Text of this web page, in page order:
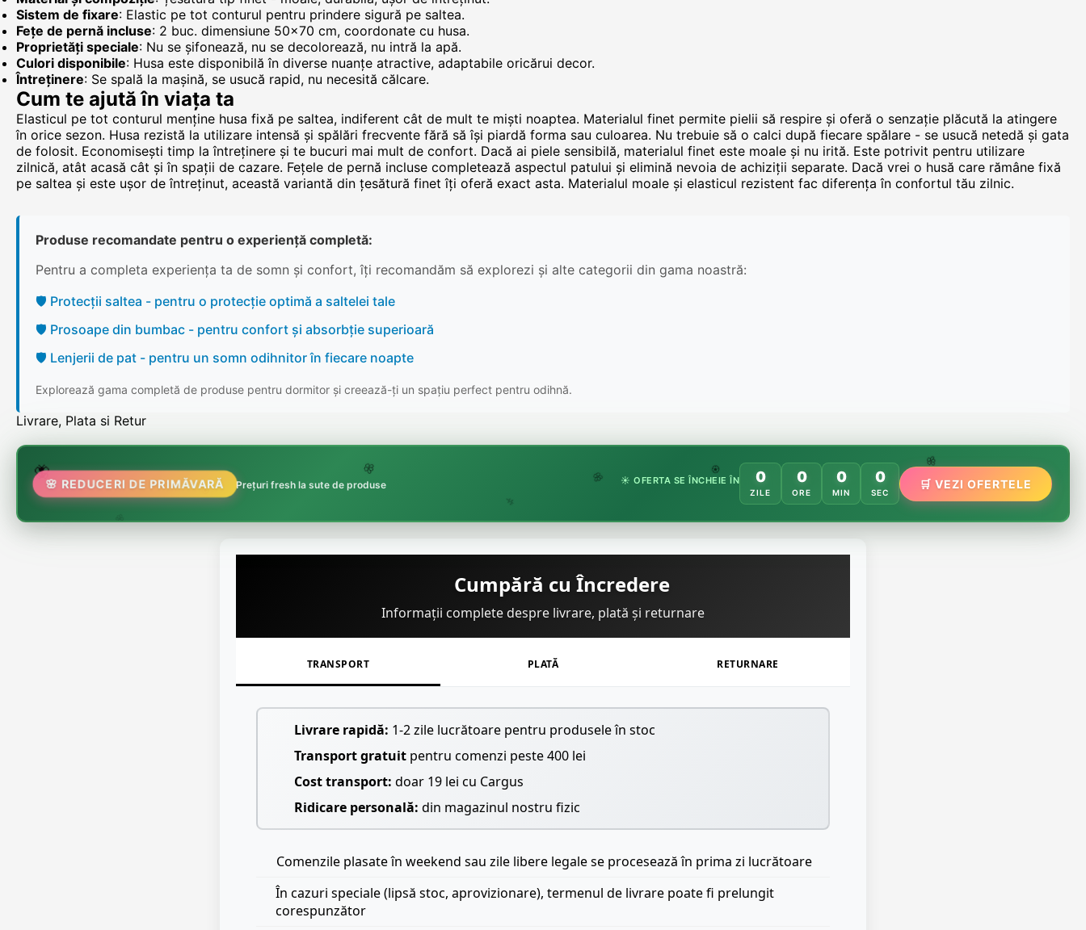
Sistem de fixare: Elastic pe tot conturul pentru prindere sigură pe saltea.
Fețe de pernă incluse: 2 buc. dimensiune 50x70 cm, coordonate cu husa.
Proprietăți speciale: Nu se șifonează, nu se decolorează, nu intră la apă.
Culori disponibile: Husa este disponibilă în diverse nuanțe atractive, adaptabile oricărui decor.
Întreținere: Se spală la mașină, se usucă rapid, nu necesită călcare.
Cum te ajută în viața ta
Elasticul pe tot conturul menține husa fixă pe saltea, indiferent cât de mult te miști noaptea. Materialul finet permite pielii să respire și oferă o senzație plăcută la atingere
în orice sezon. Husa rezistă la utilizare intensă și spălări frecvente fără să își piardă forma sau culoarea. Nu trebuie să o calci după fiecare spălare - se usucă netedă și gata
de folosit. Economisești timp la întreținere și te bucuri mai mult de confort. Dacă ai piele sensibilă, materialul finet este moale și nu irită. Este potrivit pentru utilizare
zilnică, atât acasă cât și în spații de cazare. Fețele de pernă incluse completează aspectul patului și elimină nevoia de achiziții separate. Dacă vrei o husă care rămâne fixă
pe saltea și este ușor de întreținut, această variantă din țesătură finet îți oferă exact asta. Materialul moale și elasticul rezistent fac diferența în confortul tău zilnic.
Produse recomandate pentru o experiență completă:
Pentru a completa experiența ta de somn și confort, îți recomandăm să explorezi și alte categorii din gama noastră:
🛡️ Protecții saltea - pentru o protecție optimă a saltelei tale
🛡️ Prosoape din bumbac - pentru confort și absorbție superioară
🛡️ Lenjerii de pat - pentru un somn odihnitor în fiecare noapte
Explorează gama completă de produse pentru dormitor și creează-ți un spațiu perfect pentru odihnă.
Livrare, Plata si Retur
🌸
🏵️
🌸 🌸 🏵️ 🌿
🌸
🏵️
🌷
🦋
🌸 REDUCERI DE PRIMĂVARĂ Prețuri fresh la sute de produse ☀️ OFERTA SE ÎNCHEIE ÎN 0
ZILE
0
ORE
0
MIN
0
SEC
🛒 VEZI OFERTELE
Cumpără cu Încredere
Informații complete despre livrare, plată și returnare
TRANSPORT PLATĂ RETURNARE
Livrare rapidă: 1-2 zile lucrătoare pentru produsele în stoc
Transport gratuit pentru comenzi peste 400 lei
Cost transport: doar 19 lei cu Cargus
Ridicare personală: din magazinul nostru fizic
Comenzile plasate în weekend sau zile libere legale se procesează în prima zi lucrătoare
În cazuri speciale (lipsă stoc, aprovizionare), termenul de livrare poate fi prelungit
corespunzător